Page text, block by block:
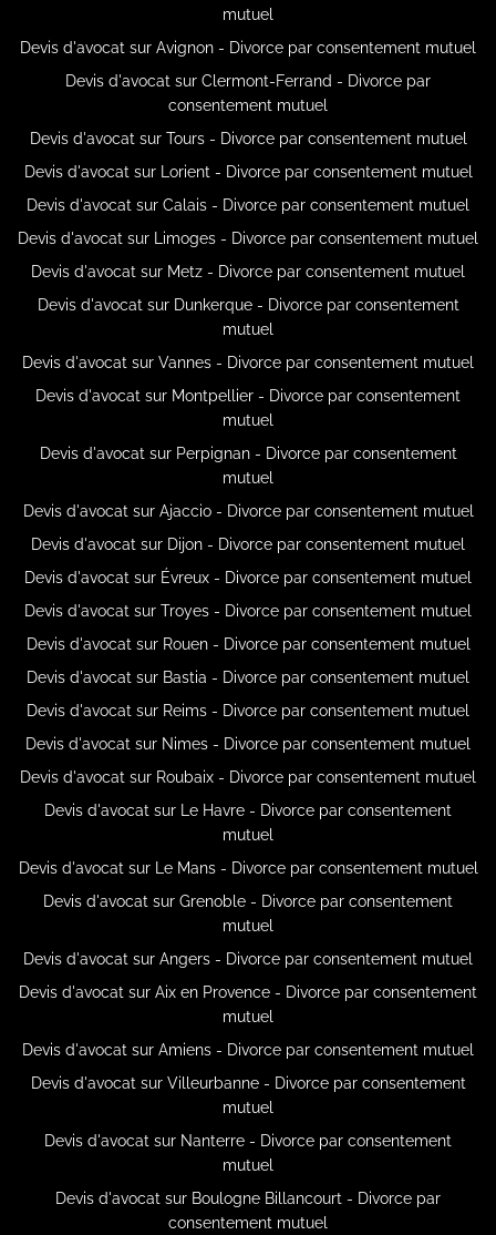
mutuel
Devis d'avocat sur Avignon - Divorce par consentement mutuel
Devis d'avocat sur Clermont-Ferrand - Divorce par
consentement mutuel
Devis d'avocat sur Tours - Divorce par consentement mutuel
Devis d'avocat sur Lorient - Divorce par consentement mutuel
Devis d'avocat sur Calais - Divorce par consentement mutuel
Devis d'avocat sur Limoges - Divorce par consentement mutuel
Devis d'avocat sur Metz - Divorce par consentement mutuel
Devis d'avocat sur Dunkerque - Divorce par consentement
mutuel
Devis d'avocat sur Vannes - Divorce par consentement mutuel
Devis d'avocat sur Montpellier - Divorce par consentement
mutuel
Devis d'avocat sur Perpignan - Divorce par consentement
mutuel
Devis d'avocat sur Ajaccio - Divorce par consentement mutuel
Devis d'avocat sur Dijon - Divorce par consentement mutuel
Devis d'avocat sur Évreux - Divorce par consentement mutuel
Devis d'avocat sur Troyes - Divorce par consentement mutuel
Devis d'avocat sur Rouen - Divorce par consentement mutuel
Devis d'avocat sur Bastia - Divorce par consentement mutuel
Devis d'avocat sur Reims - Divorce par consentement mutuel
Devis d'avocat sur Nimes - Divorce par consentement mutuel
Devis d'avocat sur Roubaix - Divorce par consentement mutuel
Devis d'avocat sur Le Havre - Divorce par consentement
mutuel
Devis d'avocat sur Le Mans - Divorce par consentement mutuel
Devis d'avocat sur Grenoble - Divorce par consentement
mutuel
Devis d'avocat sur Angers - Divorce par consentement mutuel
Devis d'avocat sur Aix en Provence - Divorce par consentement
mutuel
Devis d'avocat sur Amiens - Divorce par consentement mutuel
Devis d'avocat sur Villeurbanne - Divorce par consentement
mutuel
Devis d'avocat sur Nanterre - Divorce par consentement
mutuel
Devis d'avocat sur Boulogne Billancourt - Divorce par
consentement mutuel